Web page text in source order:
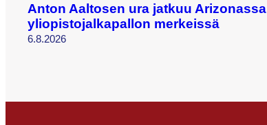
Anton Aaltosen ura jatkuu Arizonassa
yliopistojalkapallon merkeissä
6.8.2026